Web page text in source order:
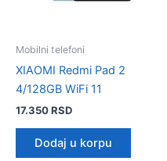
Mobilni telefoni
XIAOMI Redmi Pad 2
4/128GB WiFi 11
17.350RSD
Dodaj u korpu